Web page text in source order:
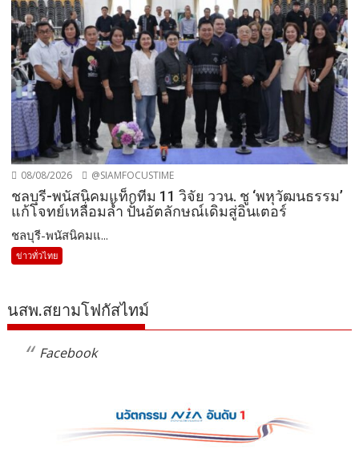
08/08/2026 @SIAMFOCUSTIME
ชลบุรี-พนัสนิคมแท็กทีม 11 วิจัย ววน. ชู ‘พหุวัฒนธรรม’
แก้โจทย์เหลื่อมล้ำ ปั้นอัตลักษณ์เดิมสู่อินเตอร์
ชลบุรี-พนัสนิคมแ...
ข่าวทั่วไทย
นสพ.สยามโฟกัสไทม์
Facebook